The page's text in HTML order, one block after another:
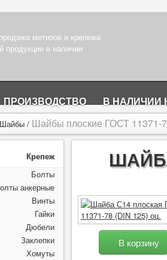
метизов и крепежа
продукции в наличии
ПРОИЗВОДСТВО В НАЛИЧИИ
Шайбы / Шайбы плоские ГОСТ 11371-
Крепеж
Болты
анкерные
Винты
Гайки
Дюбели
Заклепки
Хомуты
В корзину